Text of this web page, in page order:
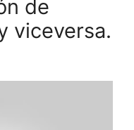
de
viceversa.